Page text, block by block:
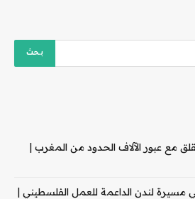
مع عبور الآلاف الحدود من المغرب |
مسيرة لندن الداعمة للعمل الفلسطيني |